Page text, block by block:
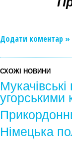
Додати коментар »
СХОЖІ НОВИНИ
угорськими
Німецька